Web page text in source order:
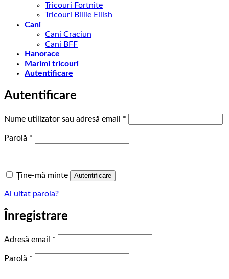
Tricouri Fortnite
Tricouri Billie Eilish
Cani
Cani Craciun
Cani BFF
Hanorace
Marimi tricouri
Autentificare
Autentificare
Nume utilizator sau adresă email *
Parolă *
Ține-mă minte Autentificare
Ai uitat parola?
Înregistrare
Adresă email *
Parolă *